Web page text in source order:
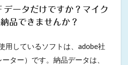
データだけですか？マイク
品できませんか？
用しているソフトは、adobe社
ター）です。納品データは、